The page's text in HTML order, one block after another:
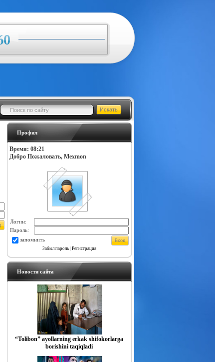
Профил
Время: 08:21
Добро Пожаловать, Mexmon
Логин:
Пароль:
запомнить
Забыл пароль| Регистрация
Новости сайта
“Tolibon” ayollarning erkak shifokorlarga
borishini taqiqladi